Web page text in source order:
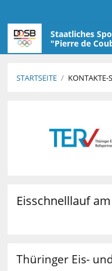
Staatliches
"Pierre de
STARTSEITE / KONTAKTE-
Eisschnelllauf
Thüringer Eis-